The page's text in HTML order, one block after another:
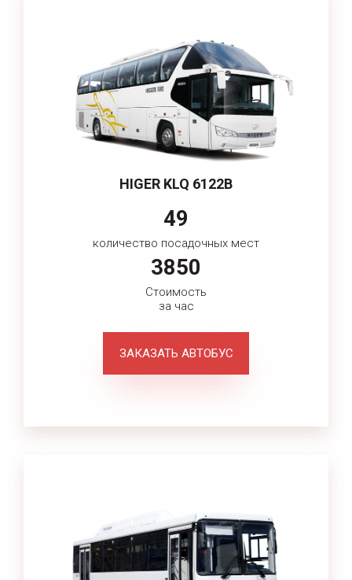
HIGER KLQ 6122B
49
количество посадочных мест
3850
Стоимость
за час
ЗАКАЗАТЬ АВТОБУС